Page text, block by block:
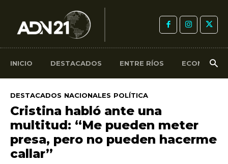
INICIO DESTACADOS ENTRE RÍOS ECONOMÍA
DESTACADOS NACIONALES POLÍTICA
Cristina habló ante una
multitud: “Me pueden meter
presa, pero no pueden hacerme
callar”